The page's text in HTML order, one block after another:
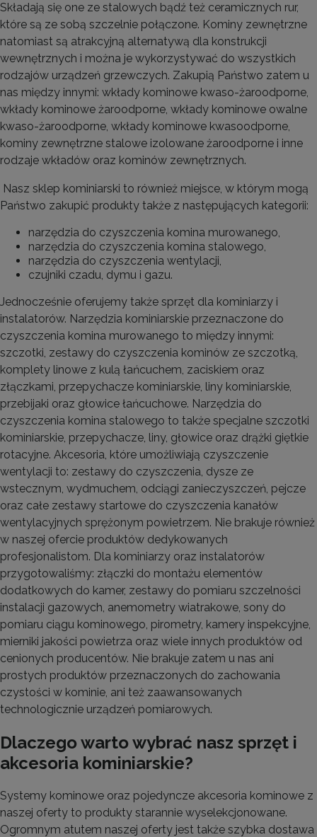
Składają się one ze stalowych bądź też ceramicznych rur,
które są ze sobą szczelnie połączone. Kominy zewnętrzne
natomiast są atrakcyjną alternatywą dla konstrukcji
wewnętrznych i można je wykorzystywać do wszystkich
rodzajów urządzeń grzewczych. Zakupią Państwo zatem u
nas między innymi: wkłady kominowe kwaso-żaroodporne,
wkłady kominowe żaroodporne, wkłady kominowe owalne
kwaso-żaroodporne, wkłady kominowe kwasoodporne,
kominy zewnętrzne stalowe izolowane żaroodporne i inne
rodzaje wkładów oraz kominów zewnętrznych.
Nasz sklep kominiarski to również miejsce, w którym mogą
Państwo zakupić produkty także z następujących kategorii:
narzędzia do czyszczenia komina murowanego,
narzędzia do czyszczenia komina stalowego,
narzędzia do czyszczenia wentylacji,
czujniki czadu, dymu i gazu.
Jednocześnie oferujemy także sprzęt dla kominiarzy i
instalatorów. Narzędzia kominiarskie przeznaczone do
czyszczenia komina murowanego to między innymi:
szczotki, zestawy do czyszczenia kominów ze szczotką,
komplety linowe z kulą łańcuchem, zaciskiem oraz
złączkami, przepychacze kominiarskie, liny kominiarskie,
przebijaki oraz głowice łańcuchowe. Narzędzia do
czyszczenia komina stalowego to także specjalne szczotki
kominiarskie, przepychacze, liny, głowice oraz drążki giętkie
rotacyjne. Akcesoria, które umożliwiają czyszczenie
wentylacji to: zestawy do czyszczenia, dysze ze
wstecznym, wydmuchem, odciągi zanieczyszczeń, pejcze
oraz całe zestawy startowe do czyszczenia kanałów
wentylacyjnych sprężonym powietrzem. Nie brakuje również
w naszej ofercie produktów dedykowanych
profesjonalistom. Dla kominiarzy oraz instalatorów
przygotowaliśmy: złączki do montażu elementów
dodatkowych do kamer, zestawy do pomiaru szczelności
instalacji gazowych, anemometry wiatrakowe, sony do
pomiaru ciągu kominowego, pirometry, kamery inspekcyjne,
mierniki jakości powietrza oraz wiele innych produktów od
cenionych producentów. Nie brakuje zatem u nas ani
prostych produktów przeznaczonych do zachowania
czystości w kominie, ani też zaawansowanych
technologicznie urządzeń pomiarowych.
Dlaczego warto wybrać nasz sprzęt i
akcesoria kominiarskie?
Systemy kominowe oraz pojedyncze akcesoria kominowe z
naszej oferty to produkty starannie wyselekcjonowane.
Ogromnym atutem naszej oferty jest także szybka dostawa